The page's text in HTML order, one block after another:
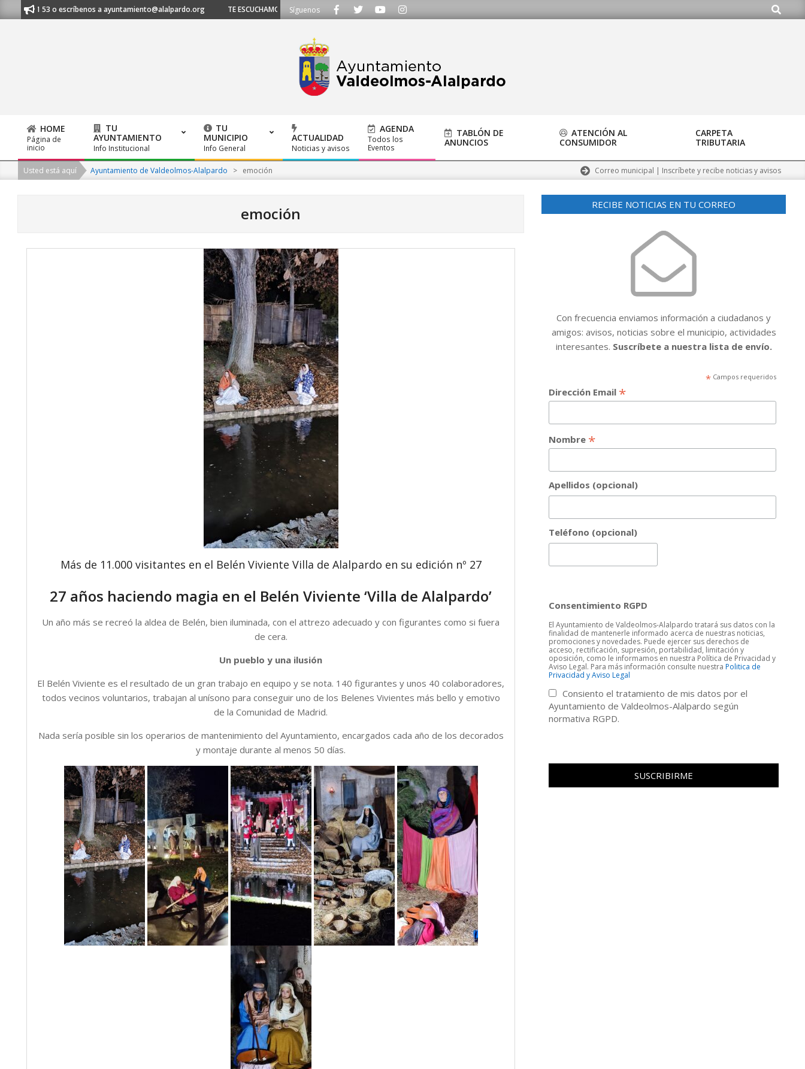
to
21 53 o escríbenos a ayuntamiento@alalpardo.org TE ESCUCHAMOS - Llámanos al 91 620 21 53 o escríbenos a ayuntamiento@alalpardo.org
Síguenos Buscar
Primary
Navigation
Menu
HOME
Página de
inicio
TU
AYUNTAMIENTO
Info Institucional
TU
MUNICIPIO
Info General
ACTUALIDAD
Noticias y avisos
AGENDA
Todos los
Eventos
TABLÓN DE
ANUNCIOS
ATENCIÓN AL
CONSUMIDOR
CARPETA
TRIBUTARIA
Usted está aquí Ayuntamiento de Valdeolmos-Alalpardo > emoción Correo municipal | Inscríbete y recibe noticias y avisos
emoción
Más de 11.000 visitantes en el Belén Viviente Villa de Alalpardo en su edición nº 27
27 años haciendo magia en el Belén Viviente ‘Villa de Alalpardo’
Un año más se recreó la aldea de Belén, bien iluminada, con el attrezo adecuado y con figurantes como si fuera
de cera.
Un pueblo y una ilusión
El Belén Viviente es el resultado de un gran trabajo en equipo y se nota. 140 figurantes y unos 40 colaboradores,
todos vecinos voluntarios, trabajan al unísono para conseguir uno de los Belenes Vivientes más bello y emotivo
de la Comunidad de Madrid.
Nada sería posible sin los operarios de mantenimiento del Ayuntamiento, encargados cada año de los decorados
y montaje durante al menos 50 días.
RECIBE NOTICIAS EN TU CORREO
Con frecuencia enviamos información a ciudadanos y
amigos: avisos, noticias sobre el municipio, actividades
interesantes. Suscríbete a nuestra lista de envío.
* Campos requeridos
Dirección Email *
Nombre *
Apellidos (opcional)
Teléfono (opcional)
Consentimiento RGPD
El Ayuntamiento de Valdeolmos-Alalpardo tratará sus datos con la
finalidad de mantenerle informado acerca de nuestras noticias,
promociones y novedades. Puede ejercer sus derechos de
acceso, rectificación, supresión, portabilidad, limitación y
oposición, como le informamos en nuestra Política de Privacidad y
Aviso Legal. Para más información consulte nuestraPolitica de
Privacidad y Aviso Legal
Consiento el tratamiento de mis datos por el
Ayuntamiento de Valdeolmos-Alalpardo según
normativa RGPD.